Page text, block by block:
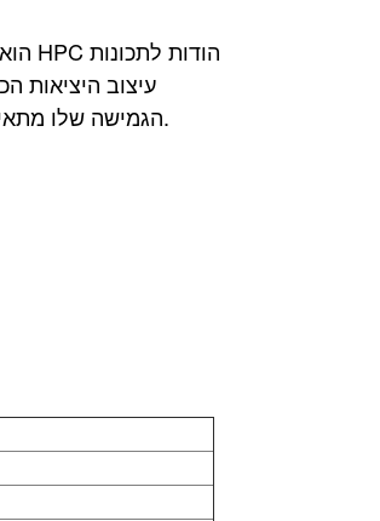
הגמישה שלו מתאימים במיוחד לתרחישים עסקיים קריטיים הדורשים רוחב פס גבוה והשהיה נמוכה.